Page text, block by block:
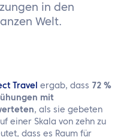
in den
Welt.
Travel ergab, dass 72 %
mit
, als sie gebeten
einer Skala von zehn zu
dass es Raum für